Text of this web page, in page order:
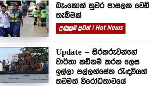
බැංකොක් නුවර පාසලක වෙඩි
තැබීමක්
උණුසුම් පුවත් | Hot News
Update – සිරකරුවන්⁣ගේ
වාර්තා කඩිනම් කරන ලෙස
ඉල්ලා පල්ලන්සේන රැඳවියන්
තවමත් විරෝධතාවයේ